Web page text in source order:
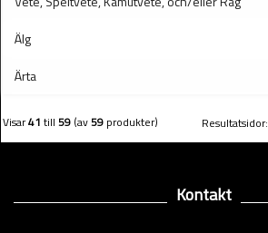
Älg
Ärta
Visar41 till 59 (av59 produkter) Resultatsidor:
Kontakt